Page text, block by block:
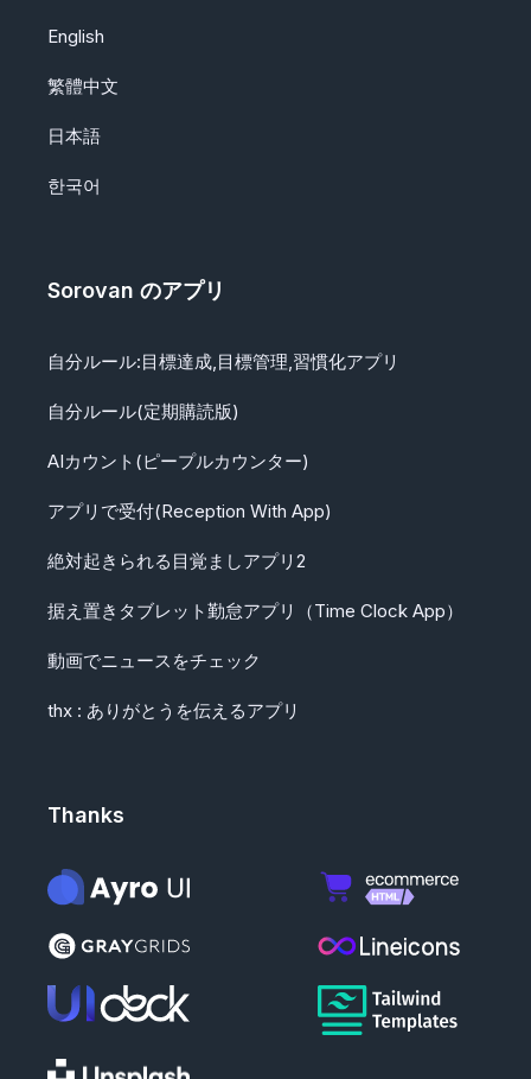
English
繁體中文
日本語
한국어
Sorovan のアプリ
自分ルール:目標達成,目標管理,習慣化アプリ
自分ルール(定期購読版)
AIカウント(ピープルカウンター)
アプリで受付(Reception With App)
絶対起きられる目覚ましアプリ2
据え置きタブレット勤怠アプリ（Time Clock App）
動画でニュースをチェック
thx : ありがとうを伝えるアプリ
Thanks